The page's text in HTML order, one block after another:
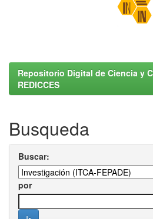
Repositorio Digital de Ciencia y
REDICCES
Busqueda
Buscar:
por